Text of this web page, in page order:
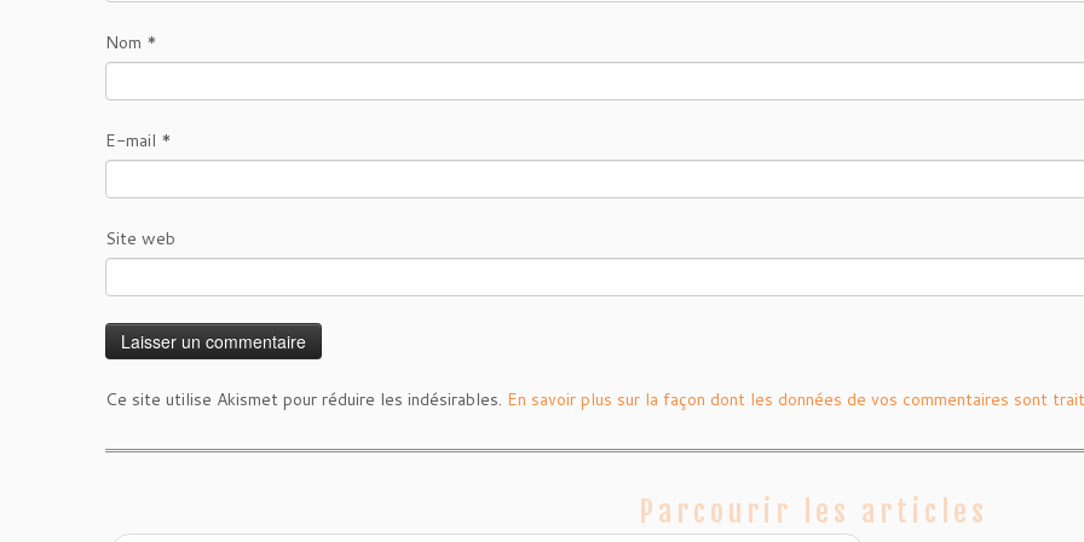
Nom *
E-mail *
Site web
Ce site utilise Akismet pour réduire les indésirables. En savoir plus sur la façon dont les données de vos commentaires sont
Parcourir les articles